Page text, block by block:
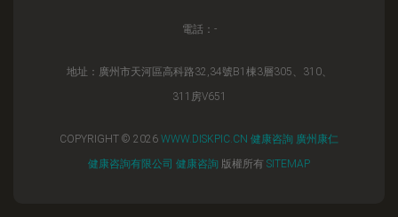
電話：-
地址：廣州市天河區高科路32,34號B1棟3層305、310、
311房V651
COPYRIGHT © 2026 WWW.DISKPIC.CN 健康咨詢 廣州康仁
健康咨詢有限公司 健康咨詢 版權所有 SITEMAP